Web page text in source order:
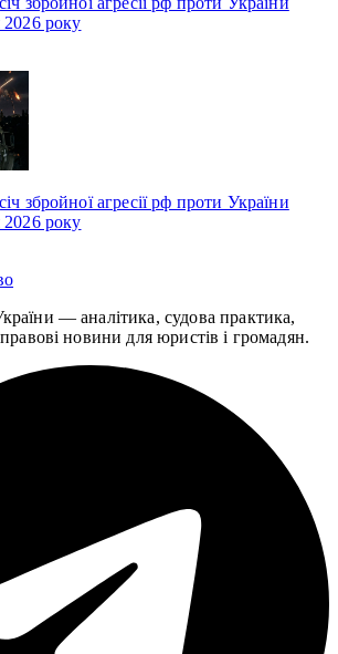
року
збройної агресії рф проти України
року
— аналітика, судова практика,
правові новини для юристів і громадян.